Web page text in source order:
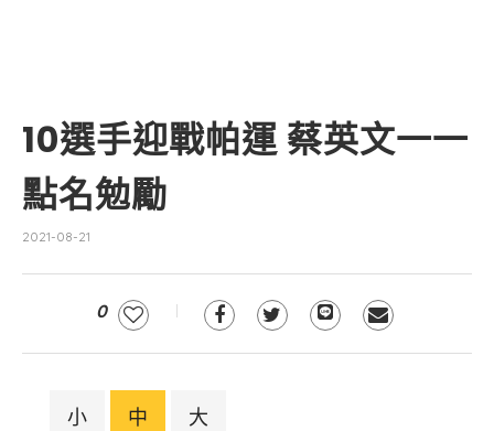
10選手迎戰帕運 蔡英文一一
點名勉勵
2021-08-21
0
小 中 大